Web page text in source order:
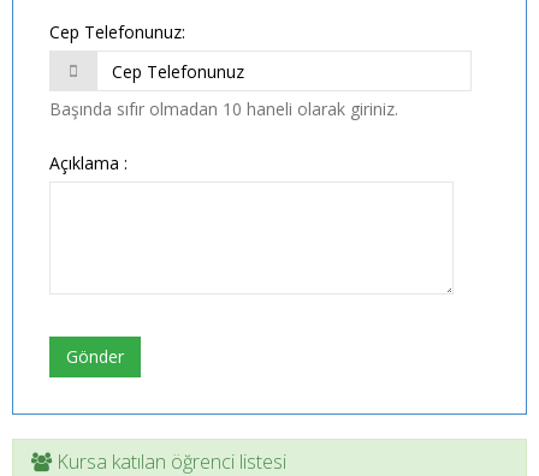
Cep Telefonunuz:
Başında sıfır olmadan 10 haneli olarak giriniz.
Açıklama :
Gönder
Kursa katılan öğrenci listesi